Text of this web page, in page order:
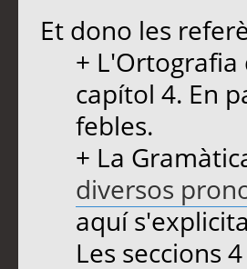
Et dono les
+ L'Ortografia
capítol 4. En
febles.
+ La
diversos
aquí
Les seccions